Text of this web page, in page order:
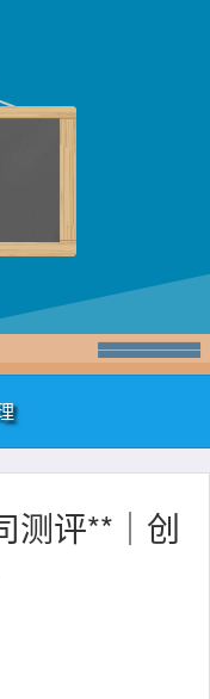
测评**｜创